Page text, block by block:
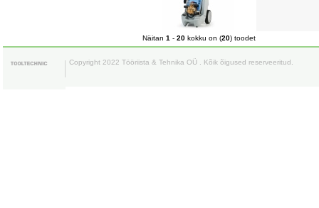
Näitan 1 - 20 kokku on (20) toodet
Copyright 2022 Tööriista & Tehnika OÜ . Kõik õigused reserveeritud.